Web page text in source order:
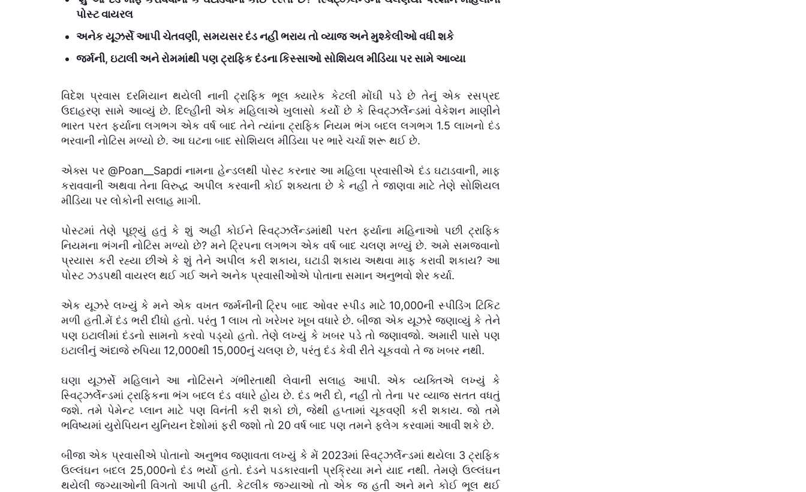
પોસ્ટ વાયરલ
અનેક યૂઝર્સે આપી ચેતવણી, સમયસર દંડ નહીં ભરાય તો વ્યાજ અને મુશ્કેલીઓ વધી શકે
જર્મની, ઇટાલી અને રોમમાંથી પણ ટ્રાફિક દંડના કિસ્સાઓ સોશિયલ મીડિયા પર સામે આવ્યા
વિદેશ પ્રવાસ દરમિયાન થયેલી નાની ટ્રાફિક ભૂલ ક્યારેક કેટલી મોંઘી પડે છે તેનું એક રસપ્રદ
ઉદાહરણ સામે આવ્યું છે. દિલ્હીની એક મહિલાએ ખુલાસો કર્યો છે કે સ્વિટ્ઝર્લેન્ડમાં વેકેશન માણીને
ભારત પરત ફર્યાના લગભગ એક વર્ષ બાદ તેને ત્યાંના ટ્રાફિક નિયમ ભંગ બદલ લગભગ 1.5 લાખનો દંડ
ભરવાની નોટિસ મળ્યો છે. આ ઘટના બાદ સોશિયલ મીડિયા પર ભારે ચર્ચા શરૂ થઈ છે.
એક્સ પર @Poan__Sapdi નામના હેન્ડલથી પોસ્ટ કરનાર આ મહિલા પ્રવાસીએ દંડ ઘટાડવાની, માફ
કરાવવાની અથવા તેના વિરુદ્ધ અપીલ કરવાની કોઈ શક્યતા છે કે નહીં તે જાણવા માટે તેણે સોશિયલ
મીડિયા પર લોકોની સલાહ માગી.
પોસ્ટમાં તેણે પૂછ્યું હતું કે શું અહીં કોઈને સ્વિટ્ઝર્લેન્ડમાંથી પરત ફર્યાના મહિનાઓ પછી ટ્રાફિક
નિયમના ભંગની નોટિસ મળ્યો છે? મને ટ્રિપના લગભગ એક વર્ષ બાદ ચલણ મળ્યું છે. અમે સમજવાનો
પ્રયાસ કરી રહ્યા છીએ કે શું તેને અપીલ કરી શકાય, ઘટાડી શકાય અથવા માફ કરાવી શકાય? આ
પોસ્ટ ઝડપથી વાયરલ થઈ ગઈ અને અનેક પ્રવાસીઓએ પોતાના સમાન અનુભવો શેર કર્યા.
એક યૂઝરે લખ્યું કે મને એક વખત જર્મનીની ટ્રિપ બાદ ઓવર સ્પીડ માટે 10,000ની સ્પીડિંગ ટિકિટ
મળી હતી.મેં દંડ ભરી દીધો હતો. પરંતુ 1 લાખ તો ખરેખર ખૂબ વધારે છે. બીજા એક યૂઝરે જણાવ્યું કે તેને
પણ ઇટાલીમાં દંડનો સામનો કરવો પડ્યો હતો. તેણે લખ્યું કે ખબર પડે તો જણાવજો. અમારી પાસે પણ
ઇટાલીનું અંદાજે રુપિયા 12,000થી 15,000નું ચલણ છે, પરંતુ દંડ કેવી રીતે ચૂકવવો તે જ ખબર નથી.
ઘણા યૂઝર્સે મહિલાને આ નોટિસને ગંભીરતાથી લેવાની સલાહ આપી. એક વ્યક્તિએ લખ્યું કે
સ્વિટ્ઝર્લેન્ડમાં ટ્રાફિકના ભંગ બદલ દંડ વધારે હોય છે. દંડ ભરી દો, નહીં તો તેના પર વ્યાજ સતત વધતું
જશે. તમે પેમેન્ટ પ્લાન માટે પણ વિનંતી કરી શકો છો, જેથી હપ્તામાં ચૂકવણી કરી શકાય. જો તમે
ભવિષ્યમાં યુરોપિયન યુનિયન દેશોમાં ફરી જશો તો 20 વર્ષ બાદ પણ તમને ફ્લેગ કરવામાં આવી શકે છે.
બીજા એક પ્રવાસીએ પોતાનો અનુભવ જણાવતા લખ્યું કે મેં 2023માં સ્વિટ્ઝર્લેન્ડમાં થયેલા 3 ટ્રાફિક
ઉલ્લંઘન બદલ 25,000નો દંડ ભર્યો હતો. દંડને પડકારવાની પ્રક્રિયા મને યાદ નથી. તેમણે ઉલ્લંઘન
થયેલી જગ્યાઓની વિગતો આપી હતી. કેટલીક જગ્યાઓ તો એક જ હતી અને મને કોઈ ભૂલ થઈ